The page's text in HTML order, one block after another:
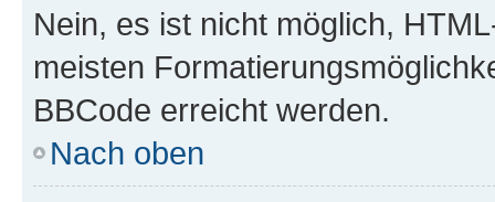
Nein, es ist nicht möglich,
meisten
BBCode erreicht werden.
Nach oben